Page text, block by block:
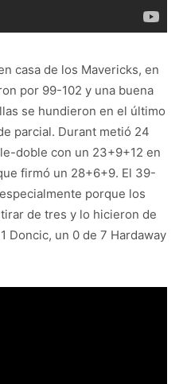
casa de los Mavericks, en
por 99-102 y una buena
se hundieron en el último
parcial. Durant metió 24
doble con un 23+9+12 en
firmó un 28+6+9. El 39-
porque los
tirar de tres y lo hicieron de
Doncic, un 0 de 7 Hardaway